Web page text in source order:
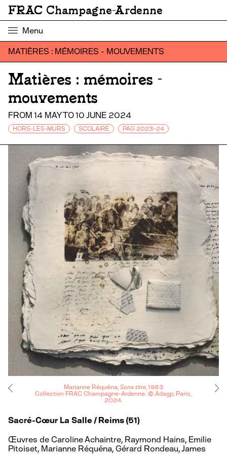
FRAC Champagne-Ardenne
Menu
MATIÈRES : MÉMOIRES - MOUVEMENTS
Matières : mémoires -
mouvements
FROM 14 MAY TO 10 JUNE 2024
HORS-LES-MURS SCOLAIRE PAG 2023-24
Marianne Réquéna, Sans titre , 1983
Collection FRAC Champagne-Ardenne. © Adagp, Paris,
2024.
Sacré-Cœur La Salle / Reims (51)
Œuvres de Caroline Achaintre, Raymond Hains, Emilie
Pitoiset, Marianne Réquéna, Gérard Rondeau, James